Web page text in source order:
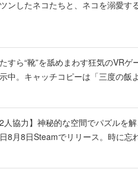
ンしたネコたちと、ネコを溺愛す
すら“靴”を舐めまわす狂気のVR
中。キャッチコピーは「三度の飯
2人協力】神秘的な空間でパズルを
8月8日Steamでリリース。時に忘